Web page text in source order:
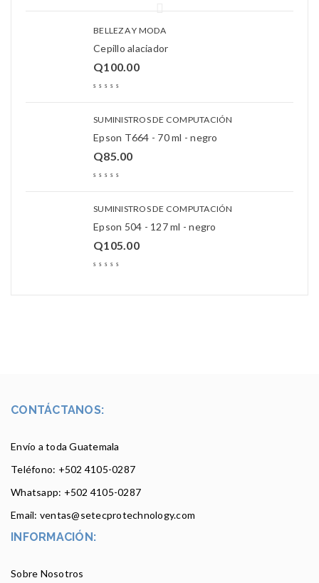
BELLEZA Y MODA
Cepillo alaciador
Q100.00
SUMINISTROS DE COMPUTACIÓN
Epson T664 - 70 ml - negro
Q85.00
SUMINISTROS DE COMPUTACIÓN
Epson 504 - 127 ml - negro
Q105.00
CONTÁCTANOS:
Envío a toda Guatemala
Teléfono: +502 4105-0287
Whatsapp: +502 4105-0287
Email: ventas@setecprotechnology.com
INFORMACIÓN:
Sobre Nosotros